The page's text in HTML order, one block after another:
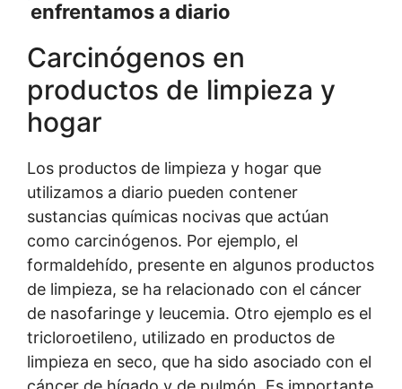
enfrentamos a diario
Carcinógenos en
productos de limpieza y
hogar
Los productos de limpieza y hogar que
utilizamos a diario pueden contener
sustancias químicas nocivas que actúan
como carcinógenos. Por ejemplo, el
formaldehído, presente en algunos productos
de limpieza, se ha relacionado con el cáncer
de nasofaringe y leucemia. Otro ejemplo es el
tricloroetileno, utilizado en productos de
limpieza en seco, que ha sido asociado con el